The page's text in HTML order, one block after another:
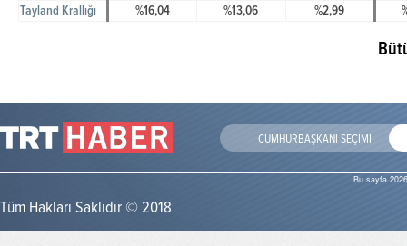
Tayland Krallığı
%16,04 %13,06 %2,99
CUMHURBAŞKANI SEÇİMİ
Bu sayfa
Tüm Hakları Saklıdır © 2018